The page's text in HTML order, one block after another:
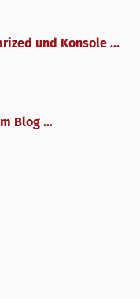
und Konsole ...
Blog ...